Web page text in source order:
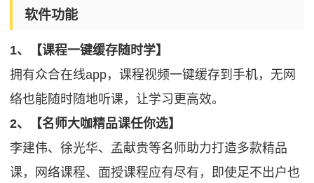
软件功能
1、【课程一键缓存随时学】
拥有众合在线app，课程视频一键缓存到手机，无网
络也能随时随地听课，让学习更高效。
2、【名师大咖精品课任你选】
李建伟、徐光华、孟献贵等名师助力打造多款精品
课，网络课程、面授课程应有尽有，即使足不出户也